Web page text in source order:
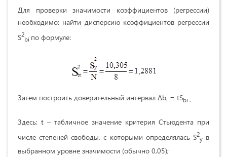
Для проверки значимости коэффициентов (регрессии)
необходимо: найти дисперсию коэффициентов регрессии
S2
bi по формуле:
Затем построить доверительный интервал ∆bi = tSbi .
Здесь: t – табличное значение критерия Стьюдента при
числе степеней свободы, с которыми определялась S2
yв
выбранном уровне значимости (обычно 0,05);